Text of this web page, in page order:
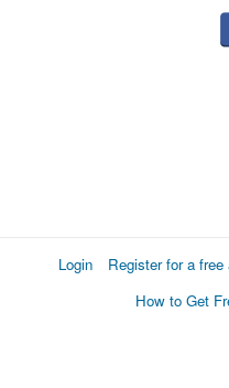
Login Register for a free
How to Get